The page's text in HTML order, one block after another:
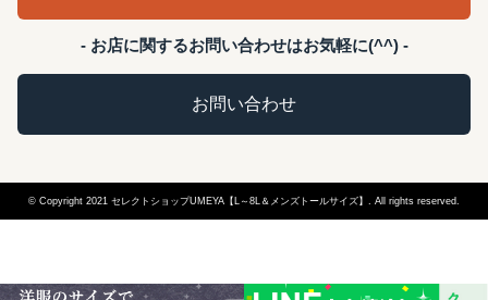
- お店に関するお問い合わせはお気軽に(^^) -
お問い合わせ
© Copyright 2021 セレクトショップUMEYA【L～8L＆メンズトールサイズ】. All rights reserved.